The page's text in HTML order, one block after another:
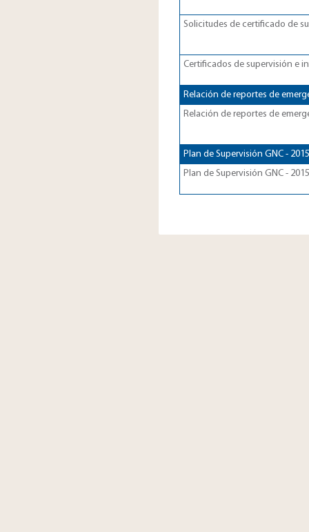
​Solicitudes de certificado de
Certificados de supervisión e
​​​Relación de reportes de
Relación de reportes de
​​​Plan de Supervisión GNC - 2015
Plan de Supervisión GNC - 2015​​